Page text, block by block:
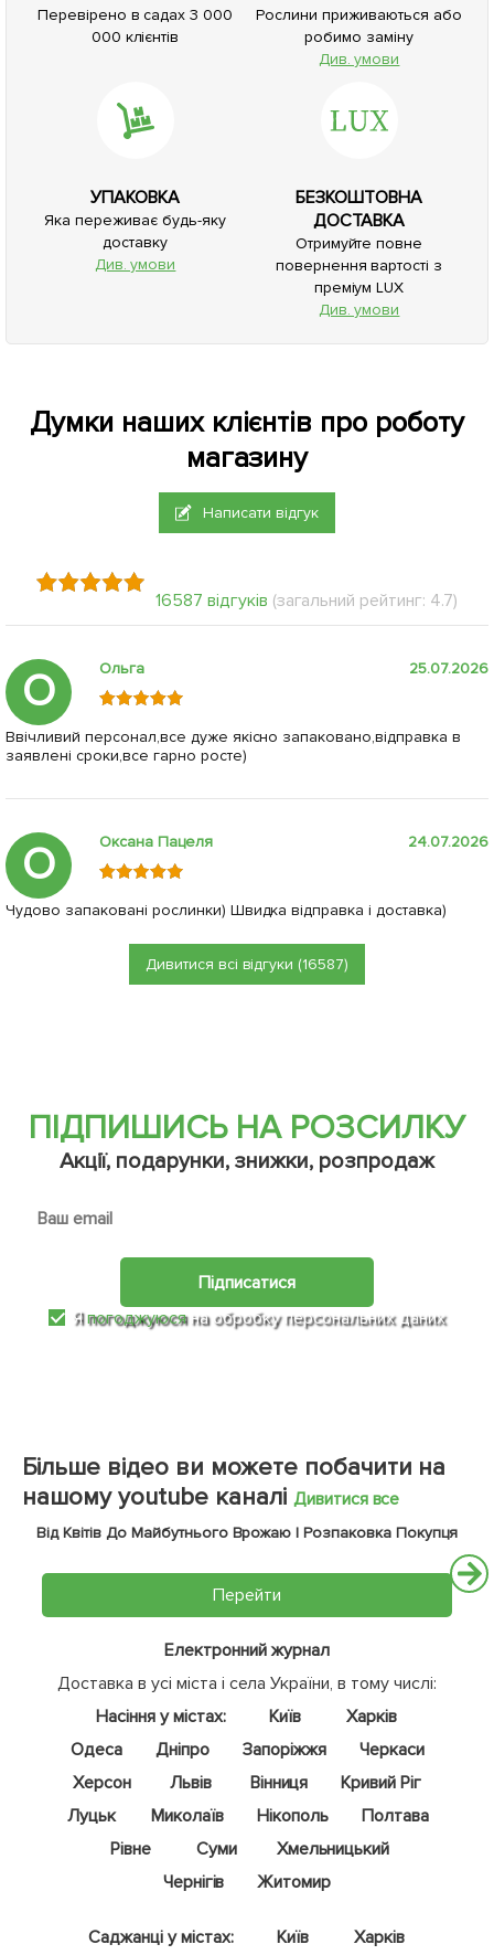
Перевірено в садах 3 000
000 клієнтів
Рослини приживаються або
робимо заміну
Див. умови
УПАКОВКА
Яка переживає будь-яку
доставку
Див. умови
БЕЗКОШТОВНА
ДОСТАВКА
Отримуйте повне
повернення вартості з
преміум LUX
Див. умови
Думки наших клієнтів про роботу
магазину
Написати відгук
16587 відгуків (загальний рейтинг: 4.7)
О Ольга 25.07.2026
Ввічливий персонал,все дуже якісно запаковано,відправка в
заявлені сроки,все гарно росте)
О Оксана Пацеля 24.07.2026
Чудово запаковані рослинки) Швидка відправка і доставка)
Дивитися всі відгуки (16587)
ПІДПИШИСЬ НА РОЗСИЛКУ
Акції, подарунки, знижки, розпродаж
Підписатися
Япогоджуюсяна обробку персональних даних
Більше відео ви можете побачити на
нашому youtube каналі Дивитися все
Від Квітів До Майбутнього Врожаю | Розпаковка Покупця
Перейти
Електронний журнал
Доставка в усі міста і села України, в тому числі:
Насіння у містах:
Київ
Харків
Одеса
Дніпро Запоріжжя
Черкаси
Херсон
Львів Вінниця
Кривий Ріг
Луцьк
Миколаїв Нікополь
Полтава
Рівне
Суми
Хмельницький
Чернігів
Житомир
Саджанці у містах: Київ
Харків